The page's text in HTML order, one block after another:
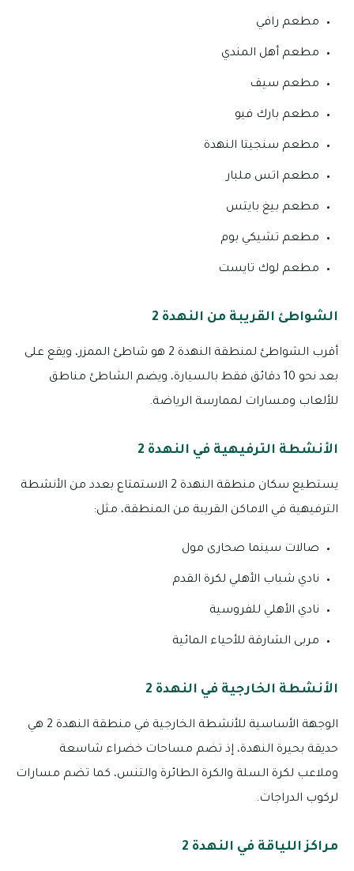
مطعم رافي
مطعم أهل المندي
مطعم سيف
مطعم بارك فيو
مطعم سنجيتا النهدة
مطعم اتس ملبار
مطعم بيغ بايتس
مطعم تشيكي بوم
مطعم لوك تايست
الشواطئ القريبة من النهدة 2
أقرب الشواطئ لمنطقة النهدة 2 هو شاطئ الممزر، ويقع على
بعد نحو 10 دقائق فقط بالسيارة، ويضم الشاطئ مناطق
للألعاب ومسارات لممارسة الرياضة.
الأنشطة الترفيهية في النهدة 2
يستطيع سكان منطقة النهدة 2 الاستمتاع بعدد من الأنشطة
الترفيهية في الاماكن القريبة من المنطقة، مثل:
صالات سينما صحارى مول
نادي شباب الأهلي لكرة القدم
نادي الأهلي للفروسية
مربى الشارقة للأحياء المائية
الأنشطة الخارجية في النهدة 2
الوجهة الأساسية للأنشطة الخارجية في منطقة النهدة 2 هي
حديقة بحيرة النهدة، إذ تضم مساحات خضراء شاسعة
وملاعب لكرة السلة والكرة الطائرة والتنس، كما تضم مسارات
لركوب الدراجات.
مراكز اللياقة في النهدة 2